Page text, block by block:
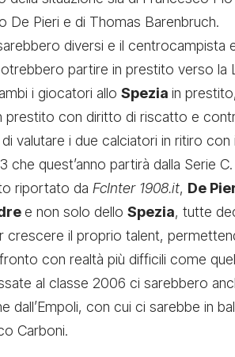
De Pieri e di Thomas Barenbruch.
diversi e il centrocampista
partire in prestito verso la
i giocatori allo Spezia in
prestito con diritto di riscatto e
valutare i due calciatori in ritiro con
che quest’anno partirà dalla Serie C.
riportato da FcInter 1908.it, De
e non solo dello Spezia, tutte
crescere il proprio talent,
con realtà più difficili come
al classe 2006 ci sarebbero
dall’Empoli, con cui ci sarebbe in
Carboni.